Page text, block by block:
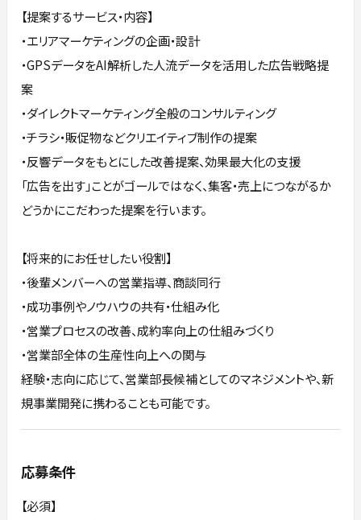
【提案するサービス・内容】
・エリアマーケティングの企画・設計
・GPSデータをAI解析した人流データを活用した広告戦略提
案
・ダイレクトマーケティング全般のコンサルティング
・チラシ・販促物などクリエイティブ制作の提案
・反響データをもとにした改善提案、効果最大化の支援
「広告を出す」ことがゴールではなく、集客・売上につながるか
どうかにこだわった提案を行います。
【将来的にお任せしたい役割】
・後輩メンバーへの営業指導、商談同行
・成功事例やノウハウの共有・仕組み化
・営業プロセスの改善、成約率向上の仕組みづくり
・営業部全体の生産性向上への関与
経験・志向に応じて、営業部長候補としてのマネジメントや、新
規事業開発に携わることも可能です。
応募条件
【必須】